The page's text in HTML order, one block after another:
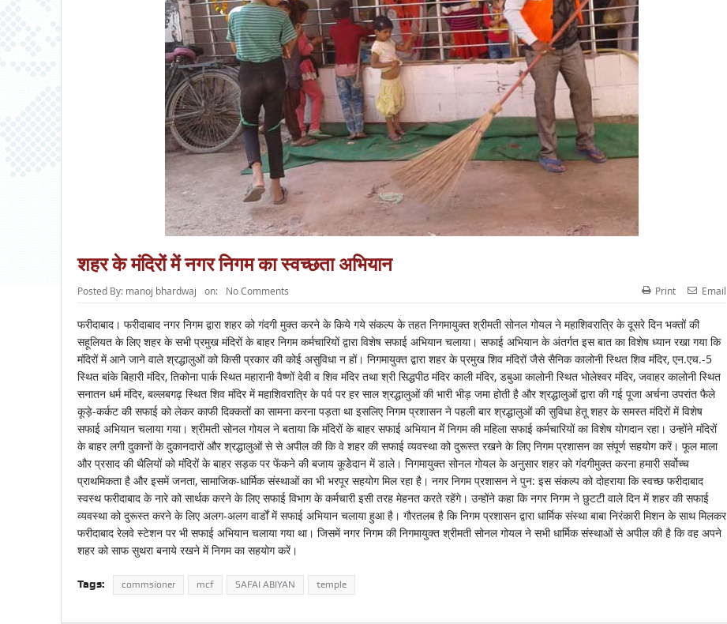
शहर के मंदिरों में नगर निगम का स्वच्छता अभियान
Posted By: manoj bhardwaj on: No Comments Print Email
फरीदाबाद। फरीदाबाद नगर निगम द्वारा शहर को गंदगी मुक्त करने के किये गये संकल्प के तहत निगमायुक्त श्रीमती सोनल गोयल ने महाशिवरात्रि के दूसरे दिन भक्तों की
सहूलियत के लिए शहर के सभी प्रमुख मंदिरों के बाहर निगम कर्मचारियों द्वारा विशेष सफाई अभियान चलाया। सफाई अभियान के अंतर्गत इस बात का विशेष ध्यान रखा गया कि
मंदिरों में आने जाने वाले श्रद्धालुओं को किसी प्रकार की कोई असुविधा न हों। निगमायुक्त द्वारा शहर के प्रमुख शिव मंदिरों जैसे सैनिक कालोनी स्थित शिव मंदिर, एन.एच.-5
स्थित बांके बिहारी मंदिर, तिकोना पार्क स्थित महारानी वैष्णों देवी व शिव मंदिर तथा श्री सिद्धपीठ मंदिर काली मंदिर, डबुआ कालोनी स्थित भोलेश्वर मंदिर, जवाहर कालोनी स्थित
सनातन धर्म मंदिर, बल्लबगढ़ स्थित शिव मंदिर में महाशिवरात्रि के पर्व पर हर साल श्रद्धालुओं की भारी भीड़ जमा होती है और श्रद्धालुओं द्वारा की गई पूजा अर्चना उपरांत फैले
कूड़े-कर्कट की सफाई को लेकर काफी दिक्कतों का सामना करना पड़ता था इसलिए निगम प्रशासन ने पहली बार श्रद्धालुओं की सुविधा हेतू शहर के समस्त मंदिरों में विशेष
सफाई अभियान चलाया गया। श्रीमती सोनल गोयल ने बताया कि मंदिरों के बाहर सफाई अभियान मेंं निगम की महिला सफाई कर्मचारियों का विशेष योगदान रहा। उन्होंने मंदिरों
के बाहर लगी दुकानों के दुकानदारों और श्रद्धालुओं से से अपील की कि वे शहर की सफाई व्यवस्था को दुरूस्त रखने के लिए निगम प्रशासन का संपूर्ण सहयोग करें। फूल माला
और प्रसाद की थैलियों को मंदिरों के बाहर सड़क पर फेंकने की बजाय कूडेेदान में डाले। निगमायुक्त सोनल गोयल के अनुसार शहर को गंदगीमुक्त करना हमारी सर्वोच्च
प्राथमिकता है और इसमें जनता, सामाजिक-धार्मिक संस्थाओं का भी भरपूर सहयोग मिल रहा है। नगर निगम प्रशासन ने पुन: इस संकल्प को दोहराया कि स्वच्छ फरीदाबाद
स्वस्थ फरीदाबाद के नारे को सार्थक करने के लिए सफाई विभाग के कर्मचारी इसी तरह मेहनत करते रहेंगे। उन्होंने कहा कि नगर निगम ने छुटटी वाले दिन में शहर की सफाई
व्यवस्था को दुरूस्त करने के लिए अलग-अलग वार्डों में सफाई अभियान चलाया हुआ है। गौरतलब है कि निगम प्रशासन द्वारा धार्मिक संस्था बाबा निरंकारी मिशन के साथ मिलकर
फरीदाबाद रेलवे स्टेशन पर भी सफाई अभियान चलाया गया था। जिसमें नगर निगम की निगमायुक्त श्रीमती सोनल गोयल ने सभी धार्मिक संस्थाओं से अपील की है कि वह अपने
शहर को साफ सुथरा बनाये रखने में निगम का सहयोग करें।
Tags: commsioner mcf SAFAI ABIYAN temple